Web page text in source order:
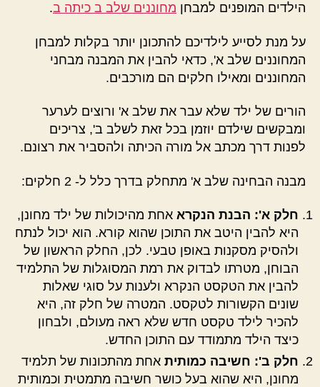
הילדים המופנים למבחן מחוננים שלב ב כיתה ב.
על מנת לסייע לילדיכם להתכונן יותר בקלות למבחן
המחוננים שלב א', כדאי להבין את המבנה מבחני
המחוננים ומאילו חלקים הם מורכבים.
הורים של ילד שלא עבר את שלב א' ורוצים לערער
ומבקשים שילדם יוזמן בכל זאת לשלב ב', צריכים
לפנות דרך מכתב אל מורה הכיתה ולהסביר את רצונם.
מבנה הבחינה שלב א' מתחלק בדרך כלל ל- 2 חלקים:
חלק א': הבנת הנקרא אחת מהיכולות של ילד מחונן,
היא להבין היטב את התוכן שהוא קורא. הוא יכול לנתח
ולהסיק מסקנות באופן טבעי. לכן, החלק הראשון של
הבוחן, מטרתו לבדוק את רמת המסוגלות של התלמיד
להבין את הטקסט הנקרא ולענות על סוגי שאלות
שונים הקשורות לטקסט. המטרה של חלק זה, היא
להכיר לילד טקסט חדש שלא ראה מעולם, ולבחון
כיצד הילד מתמודד עם התוכן החדש.
חלק ב': חשיבה כמותית אחת מהתכונות של תלמיד
מחונן, היא שהוא בעל כושר חשיבה מתמטית וכמותית